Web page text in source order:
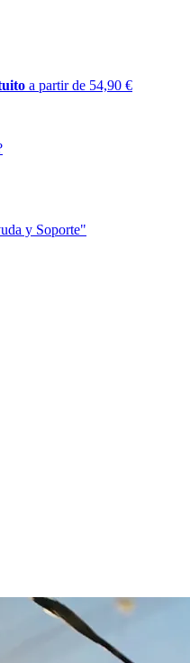
a partir de 54,90 €
y Soporte"